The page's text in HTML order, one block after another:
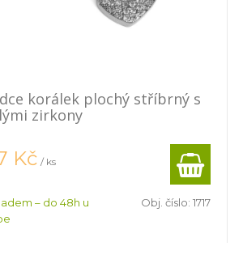
korálek plochý stříbrný s
zirkony
Kč / ks
– do 48h u
Obj. číslo: 1717